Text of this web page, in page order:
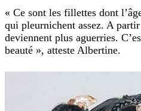
« Ce sont les fillettes dont
qui pleurnichent assez. A
deviennent plus aguerries.
beauté », atteste Albertine.